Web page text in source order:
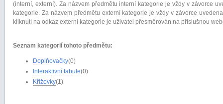
(interní, externí). Za názvem předmětu interní kategorie je vždy v závorce
kategorie. Za názvem předmětu externí kategorie je vždy v závorce
kliknutí na odkaz externí kategorie je uživatel přesměrován na příslušnou
Seznam kategorií tohoto předmětu:
Doplňovačky(0)
Interaktivní tabule(0)
Křížovky(1)